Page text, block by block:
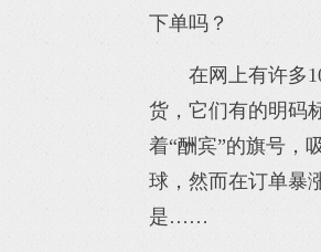
下单吗？
在网上有许多
货，它们有的明码
着“酬宾”的旗号，
球，然而在订单暴
是……